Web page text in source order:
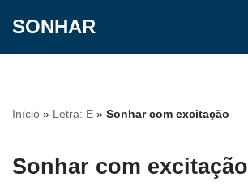
conteúdo
SONHAR
Início » Letra: E » Sonhar com excitação
Sonhar com excitação